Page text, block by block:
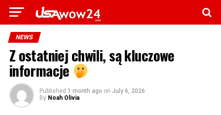
NEWS
Z ostatniej chwili, są kluczowe
informacje
Published 1 month ago on July 6, 2026
By Noah Olivia